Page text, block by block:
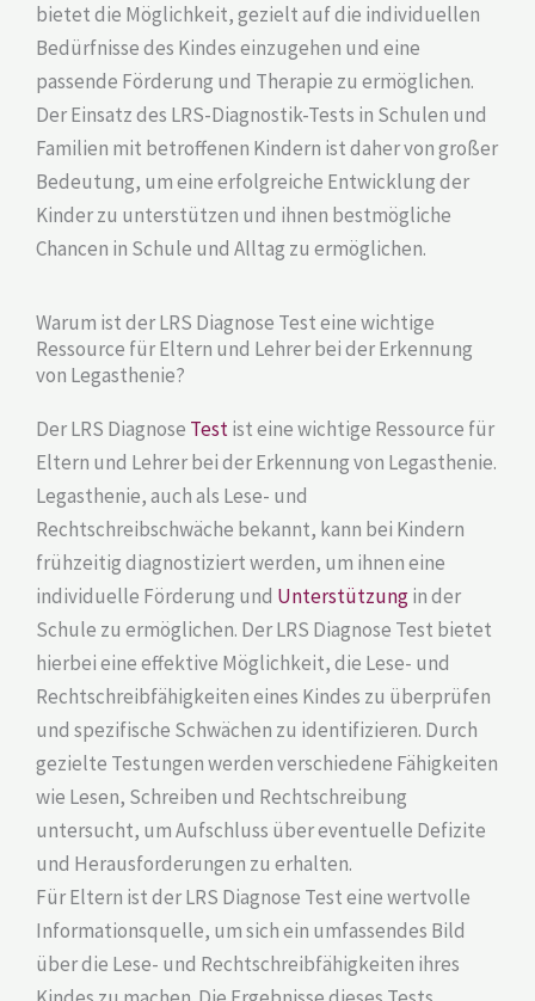
bietet die Möglichkeit, gezielt auf die individuellen
Bedürfnisse des Kindes einzugehen und eine
passende Förderung und Therapie zu ermöglichen.
Der Einsatz des LRS-Diagnostik-Tests in Schulen und
Familien mit betroffenen Kindern ist daher von großer
Bedeutung, um eine erfolgreiche Entwicklung der
Kinder zu unterstützen und ihnen bestmögliche
Chancen in Schule und Alltag zu ermöglichen.
Warum ist der LRS Diagnose Test eine wichtige
Ressource für Eltern und Lehrer bei der Erkennung
von Legasthenie?
Der LRS Diagnose Testist eine wichtige Ressource für
Eltern und Lehrer bei der Erkennung von Legasthenie.
Legasthenie, auch als Lese- und
Rechtschreibschwäche bekannt, kann bei Kindern
frühzeitig diagnostiziert werden, um ihnen eine
individuelle Förderung und Unterstützungin der
Schule zu ermöglichen. Der LRS Diagnose Test bietet
hierbei eine effektive Möglichkeit, die Lese- und
Rechtschreibfähigkeiten eines Kindes zu überprüfen
und spezifische Schwächen zu identifizieren. Durch
gezielte Testungen werden verschiedene Fähigkeiten
wie Lesen, Schreiben und Rechtschreibung
untersucht, um Aufschluss über eventuelle Defizite
und Herausforderungen zu erhalten.
Für Eltern ist der LRS Diagnose Test eine wertvolle
Informationsquelle, um sich ein umfassendes Bild
über die Lese- und Rechtschreibfähigkeiten ihres